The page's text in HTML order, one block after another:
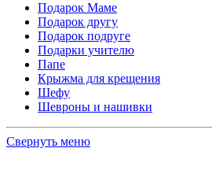
Подарок Маме
Подарок другу
Подарок подруге
Подарки учителю
Папе
Крыжма для крещения
Шефу
Шевроны и нашивки
Свернуть меню